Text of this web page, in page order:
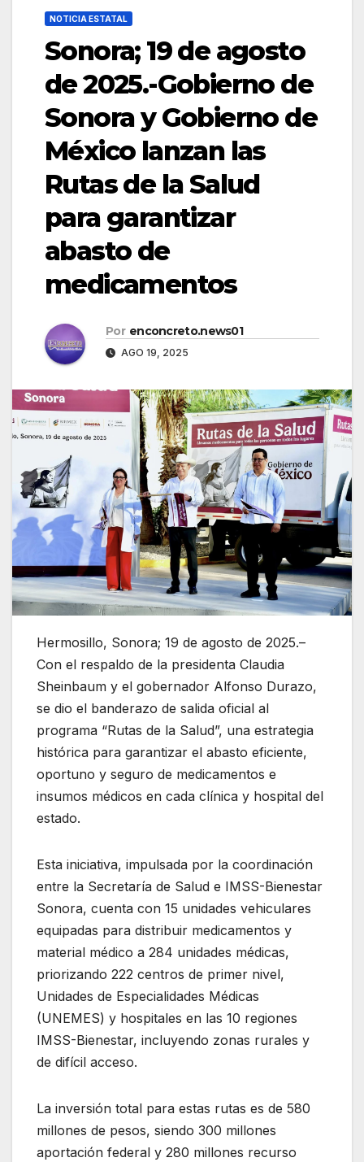
NOTICIA ESTATAL
Sonora; 19 de agosto
de 2025.-Gobierno de
Sonora y Gobierno de
México lanzan las
Rutas de la Salud
para garantizar
abasto de
medicamentos
Por enconcreto.news01
AGO 19, 2025
Hermosillo, Sonora; 19 de agosto de 2025.–
Con el respaldo de la presidenta Claudia
Sheinbaum y el gobernador Alfonso Durazo,
se dio el banderazo de salida oficial al
programa “Rutas de la Salud”, una estrategia
histórica para garantizar el abasto eficiente,
oportuno y seguro de medicamentos e
insumos médicos en cada clínica y hospital del
estado.
Esta iniciativa, impulsada por la coordinación
entre la Secretaría de Salud e IMSS-Bienestar
Sonora, cuenta con 15 unidades vehiculares
equipadas para distribuir medicamentos y
material médico a 284 unidades médicas,
priorizando 222 centros de primer nivel,
Unidades de Especialidades Médicas
(UNEMES) y hospitales en las 10 regiones
IMSS-Bienestar, incluyendo zonas rurales y
de difícil acceso.
La inversión total para estas rutas es de 580
millones de pesos, siendo 300 millones
aportación federal y 280 millones recurso